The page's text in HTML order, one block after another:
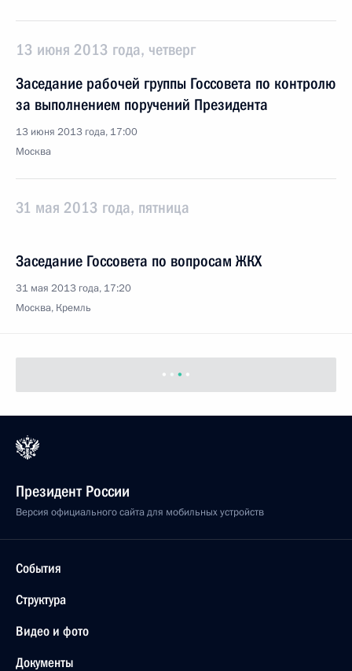
13 июня 2013 года, четверг
Заседание рабочей группы Госсовета по контролю
за выполнением поручений Президента
13 июня 2013 года, 17:00
Москва
31 мая 2013 года, пятница
Заседание Госсовета по вопросам ЖКХ
31 мая 2013 года, 17:20
Москва, Кремль
Президент России
Версия официального сайта для мобильных устройств
События
Структура
Видео и фото
Документы